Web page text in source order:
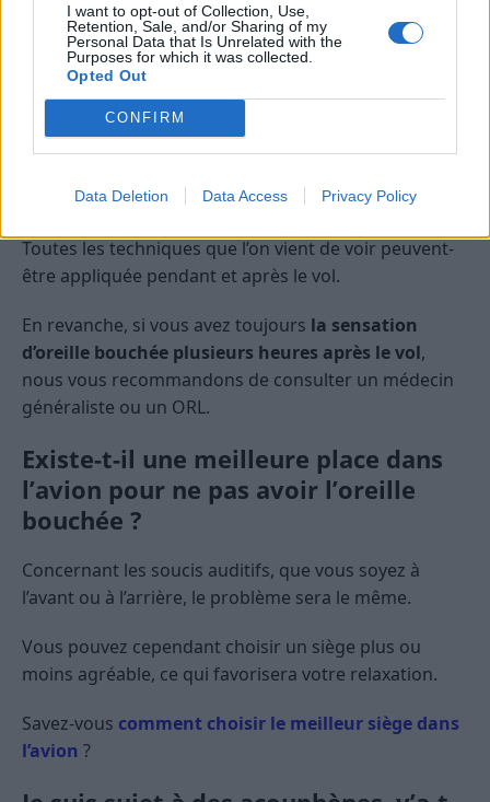
I want to opt-out of Collection, Use,
Retention, Sale, and/or Sharing of my
Personal Data that Is Unrelated with the
Purposes for which it was collected.
Opted Out
CONFIRM
Data Deletion Data Access Privacy Policy
Incitez-les à avaler pendant le vol mais surtout durant
le décollage et la descente. Pour cela, proposez de
boire, et favorisez l’utilisation des tétines pour les
plus petits.
après un vol ?
Toutes les techniques que l’on vient de voir peuvent-
être appliquée pendant et après le vol.
En revanche, si vous avez toujours la sensation
d’oreille bouchée plusieurs heures après le vol,
nous vous recommandons de consulter un médecin
généraliste ou un ORL.
Existe-t-il une meilleure place dans
l’avion pour ne pas avoir l’oreille
bouchée ?
Concernant les soucis auditifs, que vous soyez à
l’avant ou à l’arrière, le problème sera le même.
Vous pouvez cependant choisir un siège plus ou
moins agréable, ce qui favorisera votre relaxation.
Savez-vous comment choisir le meilleur siège dans
l’avion ?